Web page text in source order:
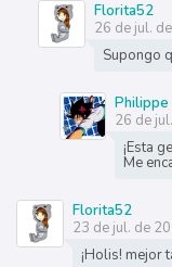
Florita52
26 de jul.
Supongo
Philippe
26 de
¡Esta
Me
Florita52
23 de jul. de
¡Holis! mejor